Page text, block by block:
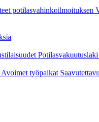
potilasvahinkoilmoituksen
Potilasvakuutuslaki
Avoimet työpaikat